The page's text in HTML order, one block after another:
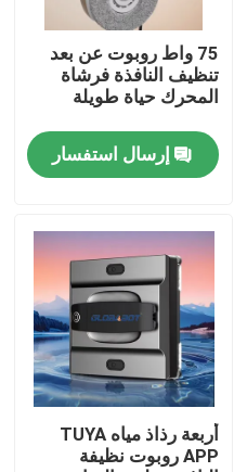
75 واط روبوت عن بعد
تنظيف النافذة فرشاة
المحرك حياة طويلة
إرسال استفسار
أربعة رذاذ مياه TUYA
APP روبوت نظيفة